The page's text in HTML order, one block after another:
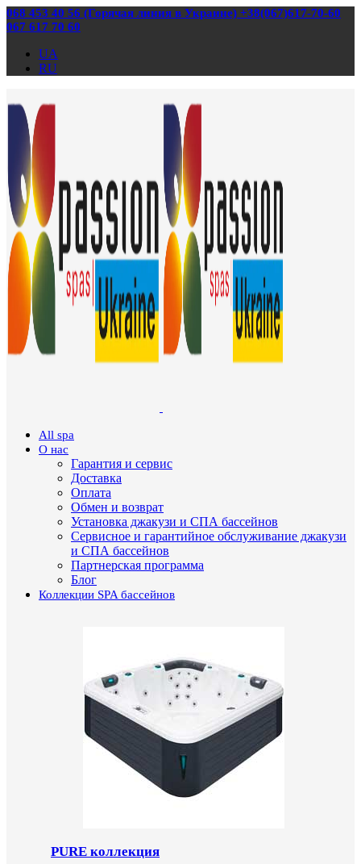
068 453 40 56 (Горячая линия в Украине) +38(067)617-70-60
067 617 70 60
UA
RU
All spa
О нас
Гарантия и сервис
Доставка
Оплата
Обмен и возврат
Установка джакузи и СПА бассейнов
Сервисное и гарантийное обслуживание джакузи
и СПА бассейнов
Партнерская программа
Блог
Коллекции SPA бассейнов
PURE коллекция